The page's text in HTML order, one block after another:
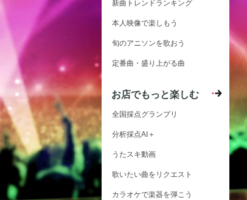
新曲トレンドランキング
本人映像で楽しもう
旬のアニソンを歌おう
定番曲・盛り上がる曲
お店でもっと楽しむ
全国採点グランプリ
分析採点AI＋
うたスキ動画
歌いたい曲をリクエスト
カラオケで楽器を弾こう